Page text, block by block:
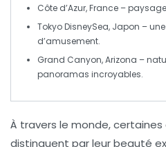
Côte d’Azur, France –
Tokyo DisneySea, Japon –
d’amusement.
Grand Canyon, Arizona –
panoramas incroyables.
À travers le monde,
distinguent par leur beauté